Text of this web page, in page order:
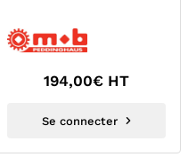
194,00€ HT
Se connecter